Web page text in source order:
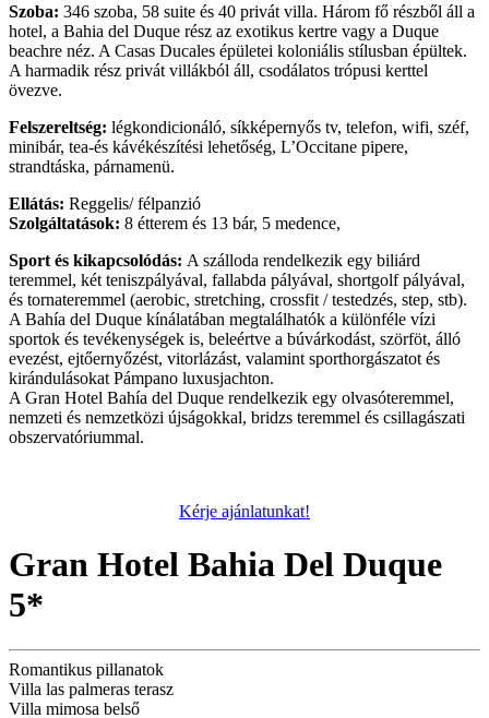
Szoba: 346 szoba, 58 suite és 40 privát villa. Három fő részből áll a
hotel, a Bahia del Duque rész az exotikus kertre vagy a Duque
beachre néz. A Casas Ducales épületei koloniális stílusban épültek.
A harmadik rész privát villákból áll, csodálatos trópusi kerttel
övezve.
Felszereltség: légkondicionáló, síkképernyős tv, telefon, wifi, széf,
minibár, tea-és kávékészítési lehetőség, L’Occitane pipere,
strandtáska, párnamenü.
Ellátás: Reggelis/ félpanzió
Szolgáltatások: 8 étterem és 13 bár, 5 medence,
Sport és kikapcsolódás: A szálloda rendelkezik egy biliárd
teremmel, két teniszpályával, fallabda pályával, shortgolf pályával,
és tornateremmel (aerobic, stretching, crossfit / testedzés, step, stb).
A Bahía del Duque kínálatában megtalálhatók a különféle vízi
sportok és tevékenységek is, beleértve a búvárkodást, szörföt, álló
evezést, ejtőernyőzést, vitorlázást, valamint sporthorgászatot és
kirándulásokat Pámpano luxusjachton.
A Gran Hotel Bahía del Duque rendelkezik egy olvasóteremmel,
nemzeti és nemzetközi újságokkal, bridzs teremmel és csillagászati
obszervatóriummal.
Kérje ajánlatunkat!
Gran Hotel Bahia Del Duque
5*
Romantikus pillanatok
Villa las palmeras terasz
Villa mimosa belső